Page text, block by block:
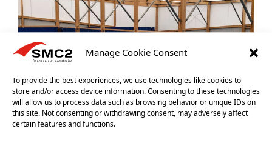
Manage Cookie Consent
To provide the best experiences, we use technologies like cookies to
store and/or access device information. Consenting to these technologies
will allow us to process data such as browsing behavior or unique IDs on
this site. Not consenting or withdrawing consent, may adversely affect
certain features and functions.